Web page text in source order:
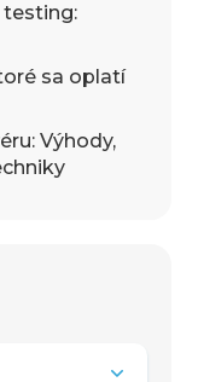
testing:
sa oplatí
Výhody,